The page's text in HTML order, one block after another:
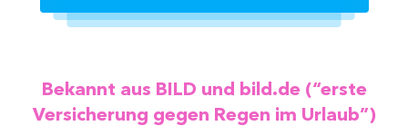
Bekannt aus BILD und bild.de (“erste
Versicherung gegen Regen im Urlaub”)